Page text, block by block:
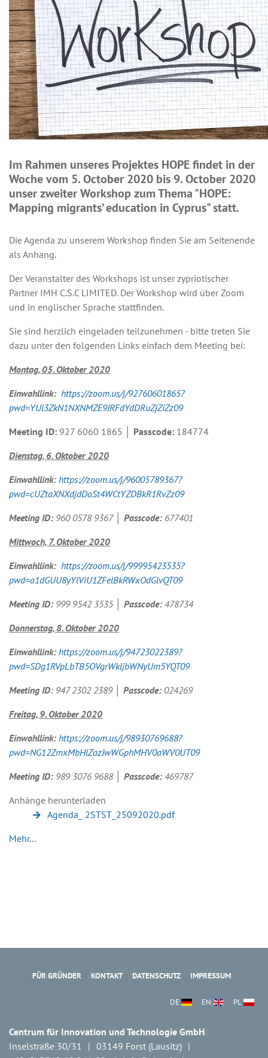
Im Rahmen unseres Projektes HOPE findet in der
Woche vom 5. October 2020 bis 9. October 2020
unser zweiterWorkshop zum Thema "HOPE:
Mapping migrants’ education in Cyprus"statt.
Die Agenda zu unserem Workshop finden Sie am Seitenende
als Anhang.
Der Veranstalter des Workshops ist unser zypriotischer
Partner IMH C.S.C LIMITED. Der Workshop wird über Zoom
und in englischer Sprache stattfinden.
Sie sind herzlich eingeladen teilzunehmen - bitte treten Sie
dazu unter den folgenden Links einfach dem Meeting bei:
Montag, 05. Oktober2020
Einwahllink: https://zoom.us/j/92760601865?
pwd=YUl3ZkN1NXNMZE9JRFdYdDRuZjZiZz09
Meeting ID: 927 6060 1865 │ Passcode: 184774
Dienstag, 6. Oktober2020
Einwahllink: https://zoom.us/j/96005789367?
pwd=cUZtaXNXdjdDaSt4WCtYZDBkR1RvZz09
Meeting ID: 960 0578 9367│ Passcode: 677401
Mittwoch, 7. Oktober2020
Einwahllink: https://zoom.us/j/99995423535?
pwd=a1dGUU8yYlViU1ZFelBkRWxOdGlvQT09
Meeting ID: 999 9542 3535│ Passcode: 478734
Donnerstag, 8. Oktober2020
Einwahllink: https://zoom.us/j/94723022389?
pwd=SDg1RVpLbTB5OVgrWkljbWNyUm5YQT09
Meeting ID: 947 2302 2389│ Passcode: 024269
Freitag, 9. Oktober2020
Einwahllink: https://zoom.us/j/98930769688?
pwd=NG12ZmxMbHlZazJwWGphMHV0aWV0UT09
Meeting ID: 989 3076 9688 │ Passcode: 469787
Anhänge herunterladen
Agenda_ 2STST_25092020.pdf
Mehr...
FÜR GRÜNDER KONTAKT DATENSCHUTZ IMPRESSUM
DE EN PL
Centrum für Innovation und Technologie GmbH
Inselstraße 30/31
03149 Forst (Lausitz)